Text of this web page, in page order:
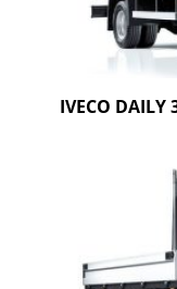
IVECO DAILY